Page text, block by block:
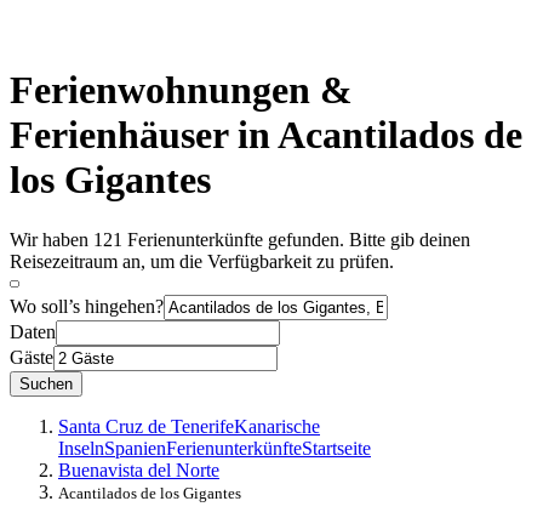
Ferienwohnungen &
Ferienhäuser in Acantilados de
los Gigantes
Wir haben 121 Ferienunterkünfte gefunden. Bitte gib deinen
Reisezeitraum an, um die Verfügbarkeit zu prüfen.
Wo soll’s hingehen?
Daten
Gäste
Suchen
Santa Cruz de TenerifeKanarische
InselnSpanienFerienunterkünfteStartseite
Buenavista del Norte
Acantilados de los Gigantes